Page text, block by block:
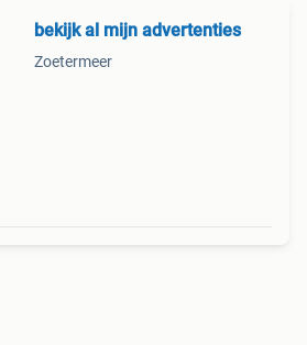
bekijk al mijn advertenties
Zoetermeer